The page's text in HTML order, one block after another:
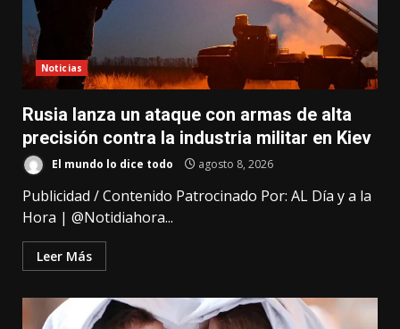
Noticias
Rusia lanza un ataque con armas de alta
precisión contra la industria militar en Kiev
El mundo lo dice todo agosto 8, 2026
Publicidad / Contenido Patrocinado Por: AL Día y a la
Hora | @Notidiahora...
Leer Más